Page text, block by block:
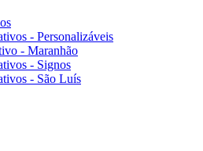
- Personalizáveis
- Maranhão
- Signos
- São Luís